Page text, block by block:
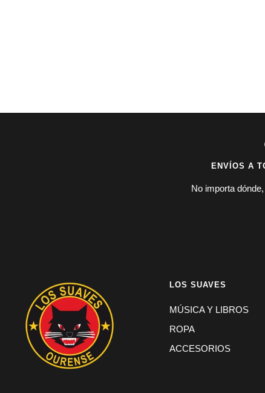
ENVÍOS A
No importa
LOS SUAVES
MÚSICA Y LIBROS
ROPA
ACCESORIOS